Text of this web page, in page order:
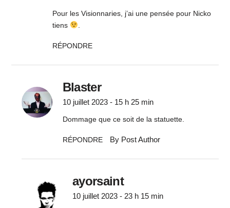
Pour les Visionnaries, j’ai une pensée pour Nicko
tiens
RÉPONDRE
Blaster
10 juillet 2023 - 15 h 25 min
Dommage que ce soit de la statuette.
RÉPONDRE By Post Author
ayorsaint
10 juillet 2023 - 23 h 15 min